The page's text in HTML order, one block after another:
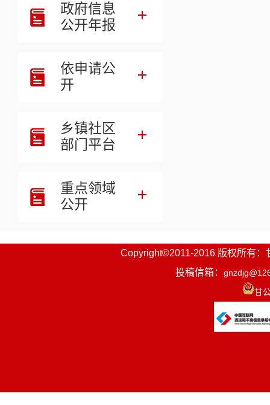
政府信息
公开年报
依申请公
开
乡镇社区
部门平台
重点领域
公开
Copyright©2011-2016 版权所有：
投稿信箱：
甘